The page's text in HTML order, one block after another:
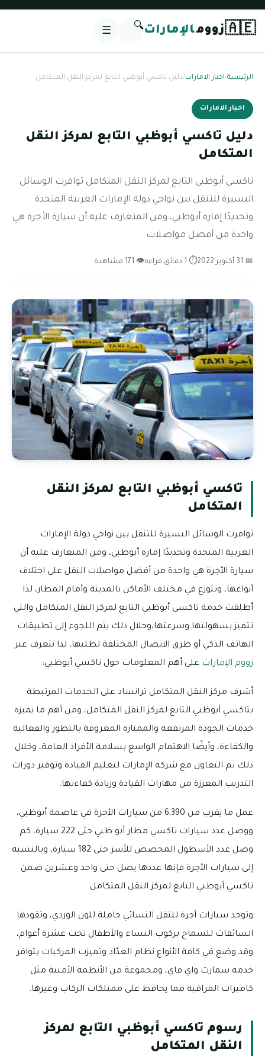
🇦🇪زوومالإمارات🔍
☰
الرئيسية/اخبار الامارات/دليل تاكسي أبوظبي التابع لمركز النقل المتكامل
اخبار الامارات
دليل تاكسي أبوظبي التابع لمركز النقل
المتكامل
تاكسي أبوظبي التابع لمركز النقل المتكامل توافرت الوسائل
اليسيرة للتنقل بين نواحي دولة الإمارات العربية المتحدة
وتحديدًا إمارة أبوظبي، ومن المتعارف عليه أن سيارة الأجرة هي
واحدة من أفضل مواصلات
📅 31 أكتوبر 2022 ⏱ 1 دقائق قراءة 👁 171 مشاهدة
تاكسي أبوظبي التابع لمركز النقل
المتكامل
توافرت الوسائل اليسيرة للتنقل بين نواحي دولة الإمارات
العربية المتحدة وتحديدًا إمارة أبوظبي، ومن المتعارف عليه أن
سيارة الأجرة هي واحدة من أفضل مواصلات النقل على اختلاف
أنواعها، وتتوزع في مختلف الأماكن بالمدينة وأمام المطار، لذا
أطلقت خدمة تاكسي أبوظبي التابع لمركز النقل المتكامل والتي
تتميز بسهولتها وسرعتها،وخلال ذلك يتم اللجوء إلى تطبيقات
الهاتف الذكي أو طرق الاتصال المختلفة لطلبها، لذا نتعرف عبر
زووم الإمارات على أهم المعلومات حول تاكسي أبوظبي:
أشرف مركز النقل المتكامل ترانساد على الخدمات المرتبطة
بتاكسي أبوظبي التابع لمركز النقل المتكامل، ومن أهم ما يميزه
خدمات الجودة المرتفعة والممتازة المعروفة بالتطور والفعالية
والكفاءة، وأيضًا الاهتمام الواسع بسلامة الأفراد العامة، وخلال
ذلك تم التعاون مع شركة الإمارات لتعليم القيادة وتوفير دورات
التدريب المعززة من مهارات القيادة وزيادة كفاءتها.
عمل ما يقرب من 6,390 من سيارات الأجرة في عاصمة أبوظبي،
ووصل عدد سيارات تاكسي مطار أبو ظبي حتى 222 سيارة، كم
وصل عدد الأسطول المخصص للأسر حتى 182 سيارة، وبالنسبة
إلى سيارات الأجرة فإنها عددها يصل حتى واحد وعشرين ضمن
تاكسي أبوظبي التابع لمركز النقل المتكامل.
وتوجد سيارات أجرة للنقل النسائي حاملة للون الوردي، وتقودها
السائقات للسماح بركوب النساء والأطفال تحت عشرة أعوام،
وقد وضع في كافة الأنواع نظام العدّاد وتميزت المركبات بتوافر
خدمة سمارت واي فاي، ومجموعة من الأنظمة الأمنية مثل
كاميرات المراقبة مما يحافظ على ممتلكات الركاب وغيرها.
رسوم تاكسي أبوظبي التابع لمركز
النقل المتكامل